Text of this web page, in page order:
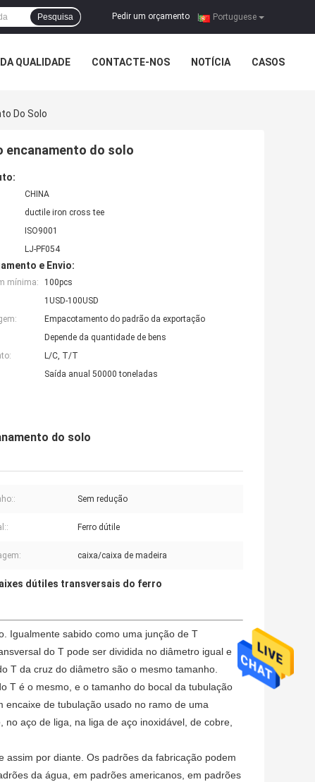
Portuguese
Pedir um orçamento |
Pesquisa
QUALIDADE CONTACTE-NOS NOTÍCIA CASOS
Do Solo
encanamento do solo
CHINA
ductile iron cross tee
ISO9001
LJ-PF054
e Envio:
mínima:
100pcs
1USD-100USD
Empacotamento do padrão da exportação
Depende da quantidade de bens
L/C, T/T
Saída anual 50000 toneladas
do solo
Sem redução
Ferro dútile
caixa/caixa de madeira
dútiles transversais do ferro
Igualmente sabido como uma junção de T
do T pode ser dividida no diâmetro igual e
T da cruz do diâmetro são o mesmo tamanho.
T é o mesmo, e o tamanho do bocal da tubulação
de tubulação usado no ramo de uma
aço de liga, na liga de aço inoxidável, de cobre,
assim por diante. Os padrões da fabricação podem
da água, em padrões americanos, em padrões